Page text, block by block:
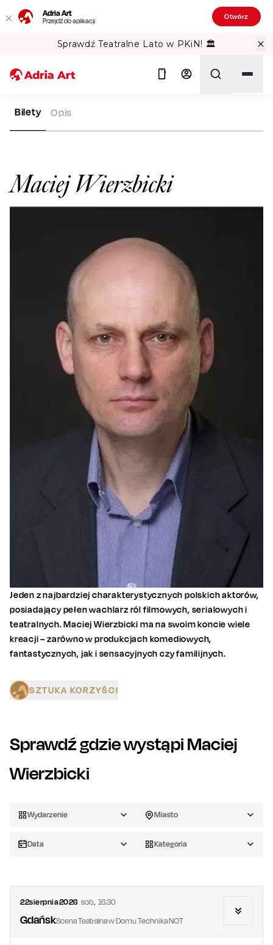
Adria Art
Przejdź do aplikacji Otwórz
Sprawdź Teatralne Lato w PKiN! 🏛️
ADRIA ART
Maciej Wierzbicki
Bilety Opis
Jeden z najbardziej charakterystycznych polskich aktorów,
posiadający pełen wachlarz ról filmowych, serialowych i
teatralnych. Maciej Wierzbicki ma na swoim koncie wiele
kreacji – zarówno w produkcjach komediowych,
fantastycznych, jak i sensacyjnych czy familijnych.
SZTUKA KORZYŚCI
Sprawdź gdzie wystąpi Maciej
Wierzbicki
Wydarzenie Miasto
Data Kategoria
22sierpnia2026 sob., 16.30
GdańskScena Teatralna w Domu Technika NOT